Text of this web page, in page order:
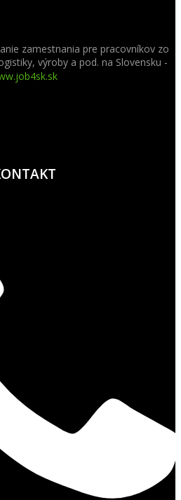
zamestnania pre pracovníkov zo
výroby a pod. na Slovensku -